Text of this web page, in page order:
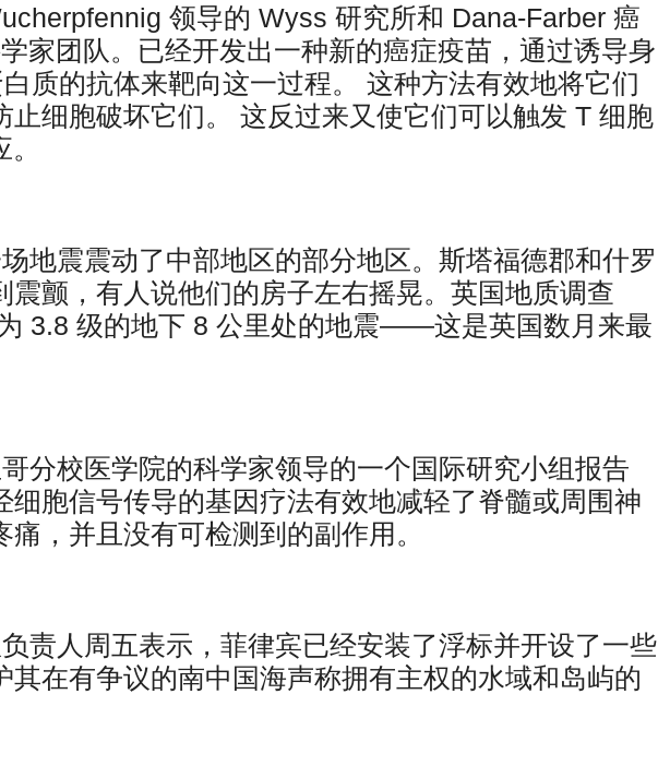
领导的 Wyss 研究所和 Dana-Farber 癌
家团队。已经开发出一种新的癌症疫苗，通过诱导身
白质的抗体来靶向这一过程。 这种方法有效地将它们
止细胞破坏它们。 这反过来又使它们可以触发 T 细胞
地震震动了中部地区的部分地区。斯塔福德郡和什罗
震颤，有人说他们的房子左右摇晃。英国地质调查
3.8 级的地下 8 公里处的地震——这是英国数月来最
分校医学院的科学家领导的一个国际研究小组报告
细胞信号传导的基因疗法有效地减轻了脊髓或周围神
，并且没有可检测到的副作用。
责人周五表示，菲律宾已经安装了浮标并开设了一些
其在有争议的南中国海声称拥有主权的水域和岛屿的